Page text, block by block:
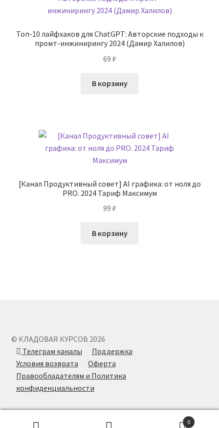
Топ-10 лайфхаков для ChatGPT: Авторские подходы к
промт-инжинирингу 2024 (Дамир Халилов)
69 ₽
В корзину
[Канал Продуктивный совет] AI графика: от ноля до
PRO. 2024 Тариф Максимум
99 ₽
В корзину
© КЛАДОВАЯ КУРСОВ 2026
Телеграм каналы
Поддержка
Условия возврата
Оферта
Правообладателям и Политика
конфиденциальности
0